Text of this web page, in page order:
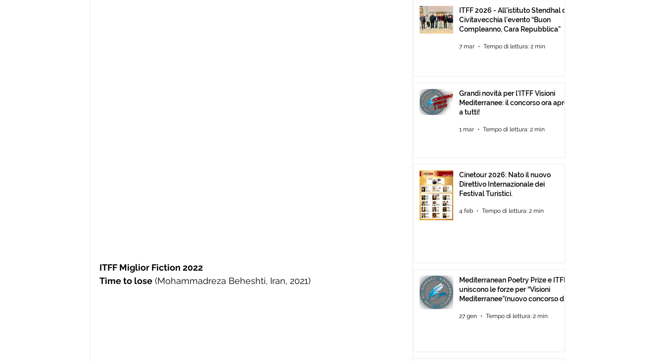
ITFF Miglior Fiction 2022
Time to lose (Mohammadreza Beheshti, Iran, 2021)
ITFF 2026 - All’istituto Stendhal di
Civitavecchia l’evento “Buon
Compleanno, Cara Repubblica”
7 mar Tempo di lettura: 2 min
Grandi novità per l'ITFF Visioni
Mediterranee: il concorso ora apre
a tutti!
1 mar Tempo di lettura: 2 min
Cinetour 2026: Nato il nuovo
Direttivo Internazionale dei
Festival Turistici.
4 feb Tempo di lettura: 2 min
Mediterranean Poetry Prize e ITFF
uniscono le forze per “Visioni
Mediterranee”(nuovo concorso di
27 gen Tempo di lettura: 2 min